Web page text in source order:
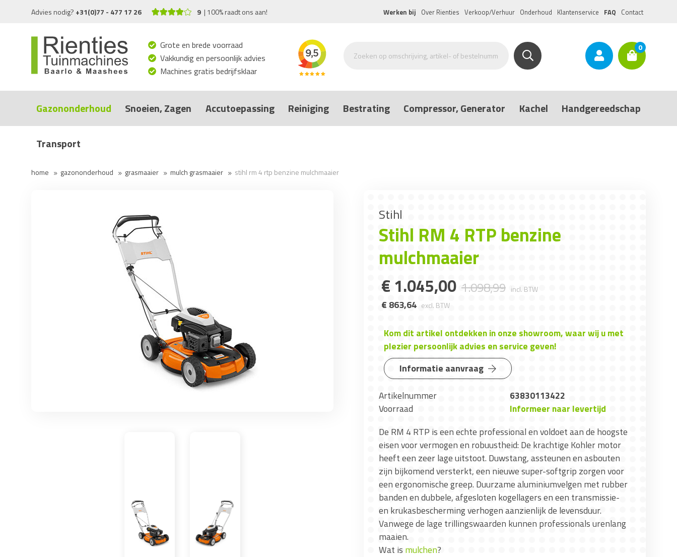
Advies nodig? +31(0)77 - 477 17 26 9 100% raadt ons aan! Werken bij Over Rienties Verkoop/Verhuur Onderhoud Klantenservice FAQ Contact
Grote en brede voorraad
Vakkundig en persoonlijk advies
Machines gratis bedrijfsklaar
0
Gazononderhoud Snoeien, Zagen Accutoepassing Reiniging Bestrating Compressor, Generator Kachel Handgereedschap
Transport
home gazononderhoud grasmaaier mulch grasmaaier stihl rm 4 rtp benzine mulchmaaier
Stihl
Stihl RM 4 RTP benzine
mulchmaaier
€ 1.045,00 1.098,99 incl. BTW
€ 863,64 excl. BTW
Kom dit artikel ontdekken in onze showroom, waar wij u met
plezier persoonlijk advies en service geven!
Informatie aanvraag
Artikelnummer
63830113422
Voorraad
Informeer naar levertijd
De RM 4 RTP is een echte professional en voldoet aan de hoogste
eisen voor vermogen en robuustheid: De krachtige Kohler motor
heeft een zeer lage uitstoot. Duwstang, assteunen en asbouten
zijn bijkomend versterkt, een nieuwe super-softgrip zorgen voor
een ergonomische greep. Duurzame aluminiumvelgen met rubber
banden en dubbele, afgesloten kogellagers en een transmissie-
en krukasbescherming verhogen aanzienlijk de levensduur.
Vanwege de lage trillingswaarden kunnen professionals urenlang
maaien.
Wat is mulchen?